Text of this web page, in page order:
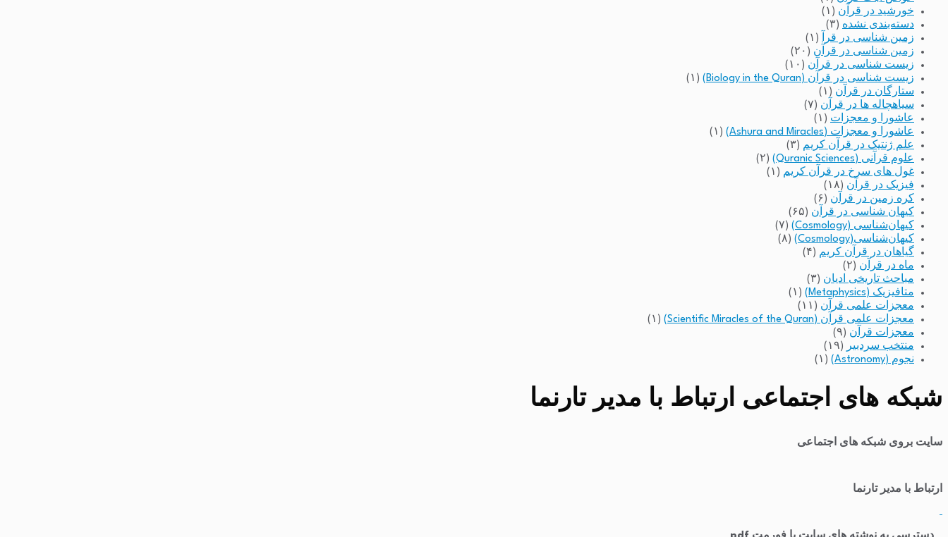
خورشید در قرآن (۱)
دسته‌بندی نشده (۳)
زمین شناسی در قرآ
(۱)
زمین شناسی در قرآن (۲۰)
زیست شناسی در قرآن (۱۰)
زیست شناسی در قرآن (Biology in the Quran)
(۱)
ستارگان در قرآن (۱)
سیاهچاله ها در قرآن (۷)
عاشورا و معجزات (۱)
عاشورا و معجزات (Ashura and Miracles)
(۱)
علم ژنتیک در قرآن کریم (۳)
علوم قرآنی (Quranic Sciences)
(۲)
غول های سرخ در قرآن کریم (۱)
فیزیک در قرآن (۱۸)
کره زمین در قرآن (۶)
کیهان شناسی در قرآن (۶۵)
کیهان‌شناسی (Cosmology)
(۷)
کیهان‌شناسی(Cosmology)
(۸)
گیاهان در قرآن کریم (۴)
ماه در قرآن (۲)
مباحث تاریخی ادیان (۳)
متافیزیک (Metaphysics)
(۱)
معجزات علمی قرآن (۱۱)
معجزات علمی قرآن (Scientific Miracles of the Quran)
(۱)
معجزات قرآن (۹)
منتخب سردبیر
(۱۹)
نجوم (Astronomy)
(۱)
شبکه های اجتماعی ارتباط با مدیر تارنما
سایت بروی شبکه های اجتماعی
ارتباط با مدیر تارنما